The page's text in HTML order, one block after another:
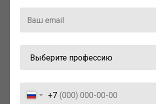
Компания «Гарант»
победителем премии
+7